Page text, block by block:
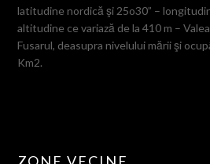
latitudine nordică şi 25o30” –
altitudine ce variază de la 410 m –
Fusarul, deasupra nivelului mării şi
Km2.